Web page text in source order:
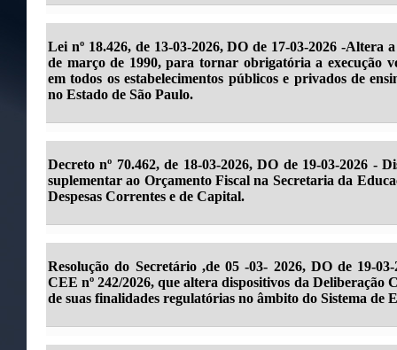
Lei nº 18.426, de 13-03-2026, DO de 17-03-2026 -Altera
de março de 1990, para tornar obrigatória a execução
em todos os estabelecimentos públicos e privados de
no Estado de São Paulo.
Decreto nº 70.462, de 18-03-2026, DO de 19-03-2026 -
suplementar ao Orçamento Fiscal na Secretaria da
Despesas Correntes e de Capital.
Resolução do Secretário ,de 05 -03- 2026, DO de 19-
CEE nº 242/2026, que altera dispositivos da Deliberação
de suas finalidades regulatórias no âmbito do Sistema de